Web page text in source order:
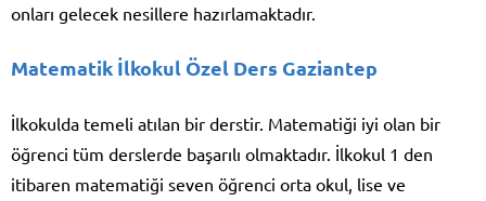
onları gelecek nesillere hazırlamaktadır.
Matematik İlkokul Özel Ders Gaziantep
İlkokulda temeli atılan bir derstir. Matematiği iyi olan bir
öğrenci tüm derslerde başarılı olmaktadır. İlkokul 1 den
itibaren matematiği seven öğrenci orta okul, lise ve